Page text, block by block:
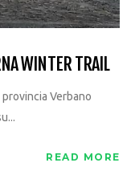
WINTER TRAIL
Verbano
READ MORE